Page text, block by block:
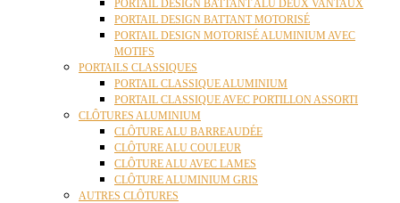
PORTAIL DESIGN BATTANT ALU DEUX VANTAUX
PORTAIL DESIGN BATTANT MOTORISÉ
PORTAIL DESIGN MOTORISÉ ALUMINIUM AVEC
MOTIFS
PORTAILS CLASSIQUES
PORTAIL CLASSIQUE ALUMINIUM
PORTAIL CLASSIQUE AVEC PORTILLON ASSORTI
CLÔTURES ALUMINIUM
CLÔTURE ALU BARREAUDÉE
CLÔTURE ALU COULEUR
CLÔTURE ALU AVEC LAMES
CLÔTURE ALUMINIUM GRIS
AUTRES CLÔTURES